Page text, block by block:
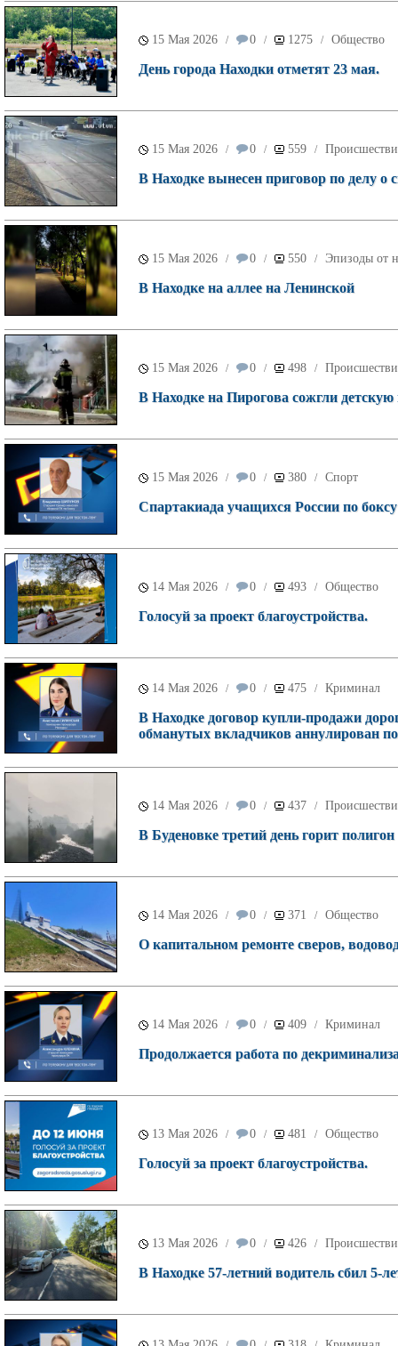
15 Мая 2026 / 0 / 1275 / Общество
День города Находки отметят 23 мая.
15 Мая 2026 / 0 / 559 /
В Находке вынесен приговор по делу
15 Мая 2026 / 0 / 550 / Эпизоды от
В Находке на аллее на Ленинской
15 Мая 2026 / 0 / 498 /
В Находке на Пирогова сожгли
15 Мая 2026 / 0 / 380 / Спорт
Спартакиада учащихся России по
14 Мая 2026 / 0 / 493 / Общество
Голосуй за проект благоустройства.
14 Мая 2026 / 0 / 475 / Криминал
В Находке договор купли-продажи
обманутых вкладчиков аннулирован
14 Мая 2026 / 0 / 437 /
В Буденовке третий день горит
14 Мая 2026 / 0 / 371 / Общество
О капитальном ремонте сверов,
14 Мая 2026 / 0 / 409 / Криминал
Продолжается работа по
13 Мая 2026 / 0 / 481 / Общество
Голосуй за проект благоустройства.
13 Мая 2026 / 0 / 426 /
В Находке 57-летний водитель сбил 5-